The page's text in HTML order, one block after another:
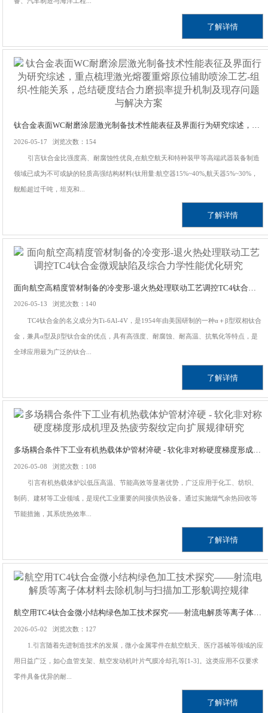
了解详情
钛合金表面WC耐磨涂层激光制备技术性能表征及界面行为研究综述，重点梳理激光熔覆重熔原位辅助喷涂工艺-组织-性能关系，总结硬度结合力磨损率提升机制及现存问题与解决方案
2026-05-17 浏览次数：154
引言钛合金比强度高、耐腐蚀性优良,在航空航天和特种装甲等高端武器装备制造
领域已成为不可或缺的轻质高强结构材料(钛用量:航空器15%~40%,航天器5%~30%，
舰船超过千吨，坦克和...
了解详情
2026-05-13 浏览次数：140
TC4钛合金的名义成分为Ti-6Al-4V，是1954年由美国研制的一种α＋β型双相钛合
金，兼具α型及β型钛合金的优点，具有高强度、耐腐蚀、耐高温、抗氧化等特点，是
全球应用最为广泛的钛合...
了解详情
多场耦合条件下工业有机热载体炉管材淬硬 - 软化非对称硬度梯度形成机理及热疲劳裂纹定向扩展规律研究
2026-05-08 浏览次数：108
引言有机热载体炉以低压高温、节能高效等显著优势，广泛应用于化工、纺织、
制药、建材等工业领域，是现代工业重要的间接供热设备。通过实施烟气余热回收等
节能措施，其系统热效率...
了解详情
2026-05-02 浏览次数：127
1.引言随着先进制造技术的发展，微小金属零件在航空航天、医疗器械等领域的应
用日益广泛，如心血管支架、航空发动机叶片气膜冷却孔等[1-3]。这类应用不仅要求
零件具备优异的耐...
了解详情